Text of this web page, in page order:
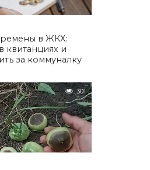
в ЖКХ:
квитанциях и
за коммуналку
301